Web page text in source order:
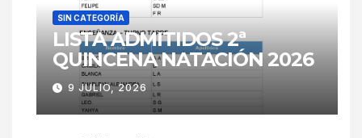
SIN CATEGORÍA
LISTA ADMITIDOS 2ª
QUINCENA NATACIÓN 2026
9 JULIO, 2026